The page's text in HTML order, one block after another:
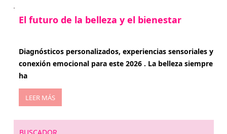
El futuro de la belleza y el bienestar
Diagnósticos personalizados, experiencias sensoriales y
conexión emocional para este 2026 . La belleza siempre
ha
LEER MÁS